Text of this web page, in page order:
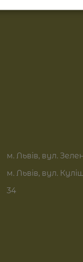
м. Львів, вул.
м. Львів, вул.
34